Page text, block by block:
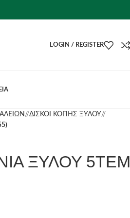
LOGIN / REGISTER
/ ΔΙΣΚΟΙ ΚΟΠΗΣ ΞΥΛΟΥ/
ΞΥΛΟΥ 5ΤΕΜ